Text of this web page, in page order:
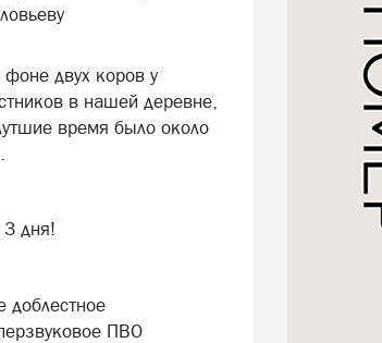
фоне двух коров у
в нашей деревне,
время было около
дня!
доблестное
ПВО